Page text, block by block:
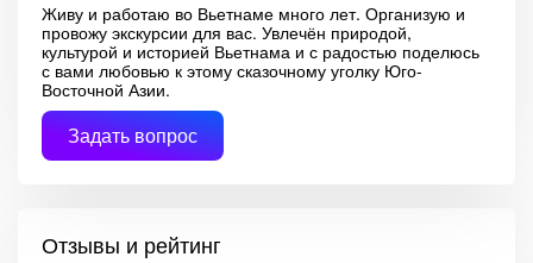
Живу и работаю во Вьетнаме много лет. Организую и
провожу экскурсии для вас. Увлечён природой,
культурой и историей Вьетнама и с радостью поделюсь
с вами любовью к этому сказочному уголку Юго-
Восточной Азии.
Задать вопрос
Отзывы и рейтинг